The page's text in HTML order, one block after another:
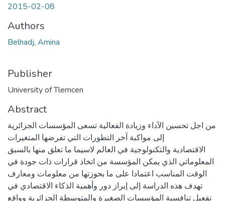
2015-02-08
Authors
Belhadj, Amina
Publisher
University of Tlemcen
Abstract
من اجل تحسين الآداء وزيادة الفعالية تسعى المؤسسات الجزائرية
إلى مواكبة آخر التطورات التي تفرضها المتغيرات
الاقتصادية والتكنولوجية في العالم لاسيما ما تعلق منها بالسبق
المعلوماتي الذي يمكن المؤسسة من اتخاذ قرارات ذات جودة في
الوقت المناسب اعتمادا على ما بحوزتها من معلومات ومعارف
تهدف هذه الدراسة إلى إبراز دور وأهمية الذكاء الاقتصادي في
تفعيل تنافسية المؤسسات الصغيرة والمتوسطة الجزائرية وواقع